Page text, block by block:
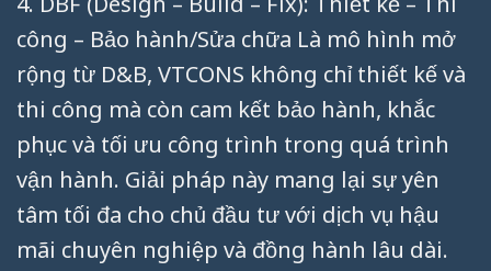
công – Bảo hành/Sửa chữa Là mô hình mở
rộng từ D&B, VTCONS không chỉ thiết kế và
thi công mà còn cam kết bảo hành, khắc
phục và tối ưu công trình trong quá trình
vận hành. Giải pháp này mang lại sự yên
tâm tối đa cho chủ đầu tư với dịch vụ hậu
mãi chuyên nghiệp và đồng hành lâu dài.